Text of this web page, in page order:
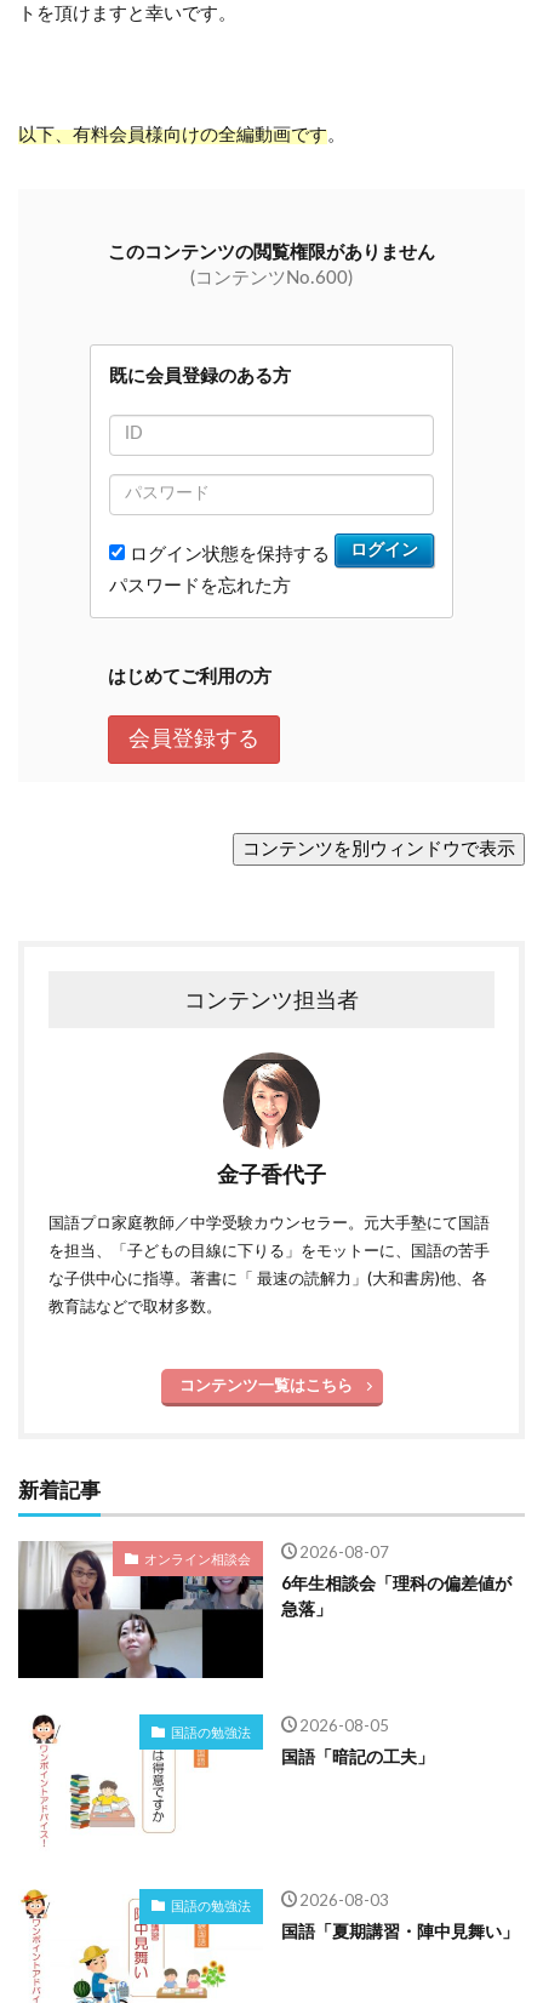
トを頂けますと幸いです。
以下、有料会員様向けの全編動画です。
コンテンツ担当者
金子香代子
国語プロ家庭教師／中学受験カウンセラー。元大手塾にて国語
を担当、「子どもの目線に下りる」をモットーに、国語の苦手
な子供中心に指導。著書に「 最速の読解力」(大和書房)他、各
教育誌などで取材多数。
コンテンツ一覧はこちら
新着記事
オンライン相談会 2026-08-07
6年生相談会「理科の偏差値が
急落」
国語の勉強法 2026-08-05
国語「暗記の工夫」
国語の勉強法 2026-08-03
国語「夏期講習・陣中見舞い」